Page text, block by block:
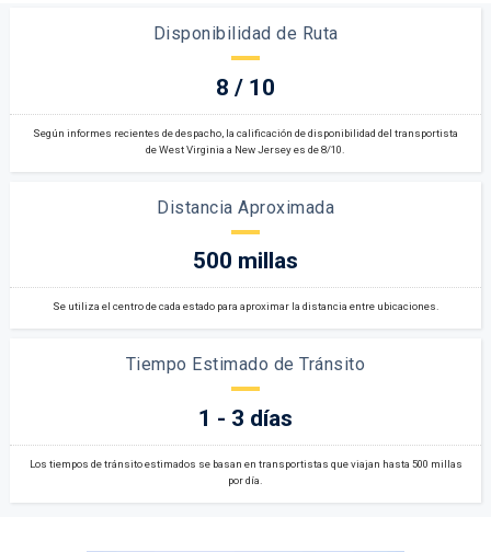
Disponibilidad de Ruta
8 / 10
Según informes recientes de despacho, la calificación de disponibilidad del transportista
de West Virginia a New Jersey es de 8/10.
Distancia Aproximada
500 millas
Se utiliza el centro de cada estado para aproximar la distancia entre ubicaciones.
Tiempo Estimado de Tránsito
1 - 3 días
Los tiempos de tránsito estimados se basan en transportistas que viajan hasta 500 millas
por día.